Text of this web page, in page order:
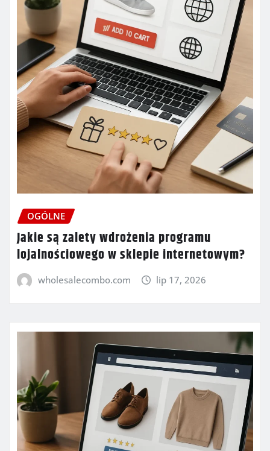
OGÓLNE
Jakie są zalety wdrożenia programu
lojalnościowego w sklepie internetowym?
wholesalecombo.com lip 17, 2026